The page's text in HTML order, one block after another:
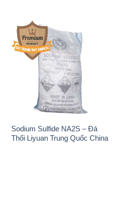
Sodium Sulfide NA2S – Đá
Thối Liyuan Trung Quốc China